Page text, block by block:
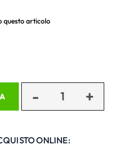
questo articolo
ONLINE: